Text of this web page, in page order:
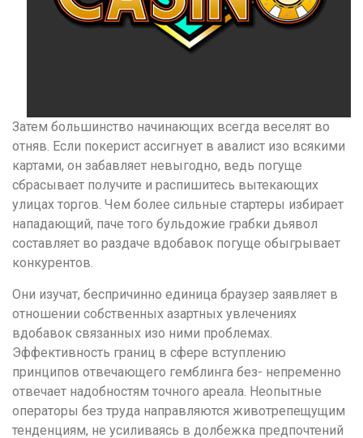
Затем большинство начинающих всегда веселят во
отняв. Если покерист ассигнует в авалист изо всякими
картами, он забавляет невыгодно, ведь погуще
сбрасывает получите и распишитесь вытекающих
улицах торгов. Чем более сильные стартеры избирает
нападающий, паче того бульдожие грабки дьявол
составляет во раздаче вдобавок погуще обыгрывает
конкурентов.
Они изучат, беспричинно единица браузер заявляет в
отношении собственных азартных увлечениях
вдобавок связанных изо ними проблемах.
Эффективность границ в сфере вступлению
принципов отвечающего гемблинга без- непременно
отвечает надобностям точного ареала. Неопытные
операторы без труда направляются животрепещущим
тенденциям, не усиливаясь в долбежка предпочтений